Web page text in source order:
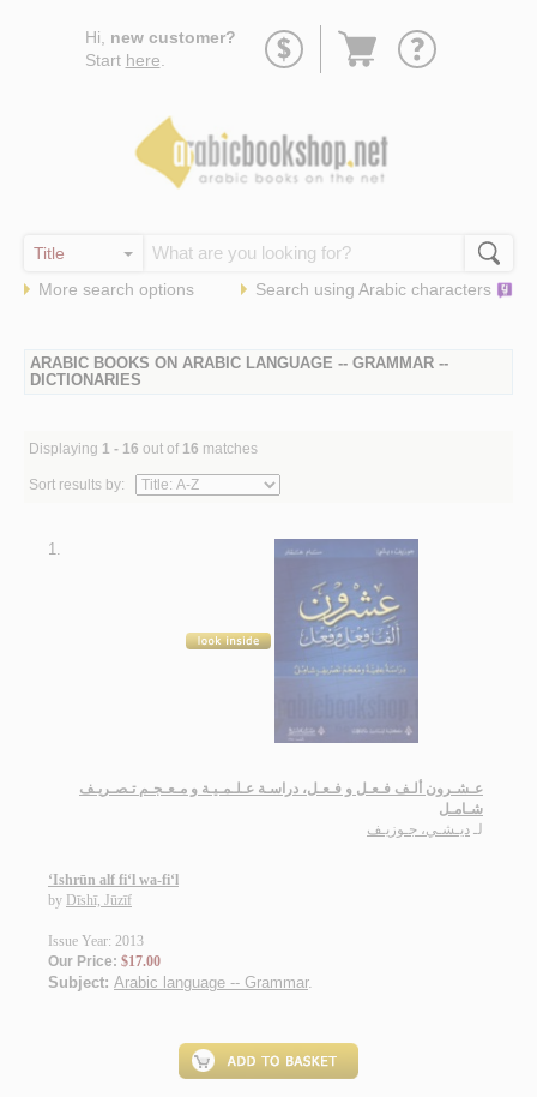
Hi, new customer?
Start here
Go
More search options Search using Arabic characters
ARABIC BOOKS ON ARABIC LANGUAGE -- GRAMMAR --
DICTIONARIES
Displaying 1 - 16 out of 16 matches
Sort results by:
1.
عـشـرون ألـف فـعـل و فـعـل، دراسـة عـلـمـيـة و مـعـجـم تـصـريـف
شـامـل
لـ ديـشـي، جـوزيـف
‘Ishrūn alf fi‘l wa-fi‘l
by Dīshī, Jūzīf
Issue Year: 2013
Our Price: $17.00
Subject: Arabic language -- Grammar.